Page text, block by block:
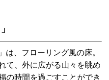
、フローリング風の床。
て、外に広がる山々を眺め
の時間を過ごすことができ